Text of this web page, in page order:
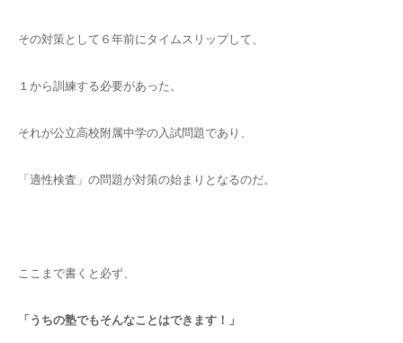
その対策として６年前にタイムスリップして、
１から訓練する必要があった。
それが公立高校附属中学の入試問題であり、
「適性検査」の問題が対策の始まりとなるのだ。
ここまで書くと必ず、
「うちの塾でもそんなことはできます！」